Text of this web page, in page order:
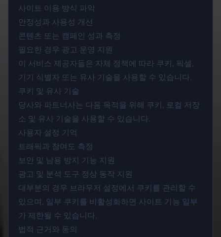
사이트 이용 방식 파악
안정성과 사용성 개선
콘텐츠 또는 캠페인 성과 측정
필요한 경우 광고 운영 지원
이 서비스 제공자들은 자체 정책에 따라 쿠키, 픽셀,
기기 식별자 또는 유사 기술을 사용할 수 있습니다.
쿠키 및 유사 기술
당사와 파트너사는 다음 목적을 위해 쿠키, 로컬 저장
소 및 유사 기술을 사용할 수 있습니다.
사용자 설정 기억
트래픽과 참여도 측정
보안 및 남용 방지 기능 지원
광고 및 분석 도구 정상 동작 지원
대부분의 경우 브라우저 설정에서 쿠키를 관리할 수
있으며, 일부 쿠키를 비활성화하면 사이트 기능 일부
가 제한될 수 있습니다.
법적 근거와 동의